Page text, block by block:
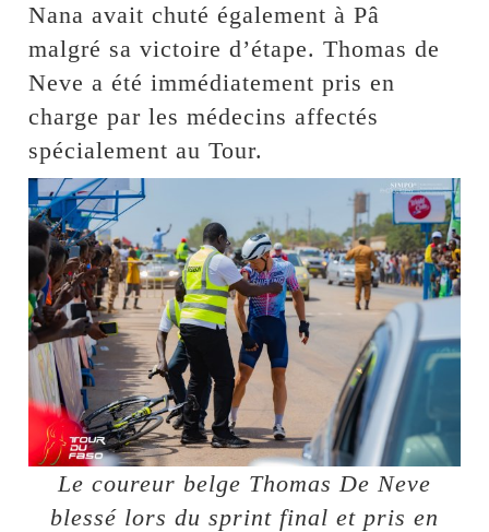
Nana avait chuté également à Pâ
malgré sa victoire d’étape. Thomas de
Neve a été immédiatement pris en
charge par les médecins affectés
spécialement au Tour.
Le coureur belge Thomas De Neve
blessé lors du sprint final et pris en